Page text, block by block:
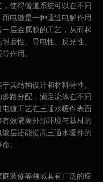
使得管道系统可以在不同
电镀是一种通过电解作用
层金属膜的工艺，从而起
磨性、导电性、反光性、
作用。
其结构设计和材料特性。
路分配，满足流体在不同
镀工艺在三通水暖件表面
效隔离外部环境与基材的
层还能提高三通水暖件的
。
装修等领域具有广泛的应